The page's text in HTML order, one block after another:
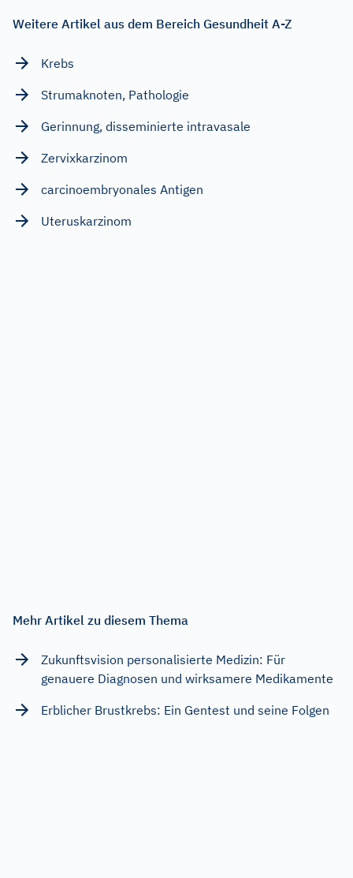
Weitere Artikel aus dem Bereich Gesundheit A-Z
Krebs
Strumaknoten, Pathologie
Gerinnung, disseminierte intravasale
Zervixkarzinom
carcinoembryonales Antigen
Uteruskarzinom
Mehr Artikel zu diesem Thema
Zukunftsvision personalisierte Medizin: Für
genauere Diagnosen und wirksamere Medikamente
Erblicher Brustkrebs: Ein Gentest und seine Folgen